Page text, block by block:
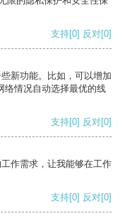
支持[0] 反对[0]
新功能。比如，可以增加
络情况自动选择最优的线
支持[0] 反对[0]
作需求，让我能够在工作
支持[0] 反对[0]